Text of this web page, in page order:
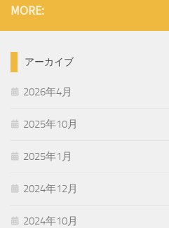
MORE:
アーカイブ
2026年4月
2025年10月
2025年1月
2024年12月
2024年10月